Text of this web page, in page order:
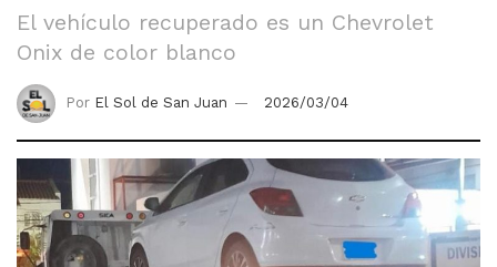
El vehículo recuperado es un Chevrolet
Onix de color blanco
Por El Sol de San Juan 2026/03/04